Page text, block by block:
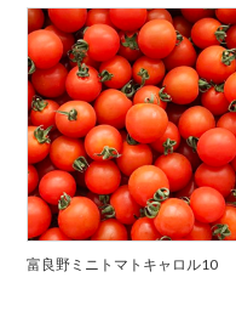
富良野ミニトマトキャロル10